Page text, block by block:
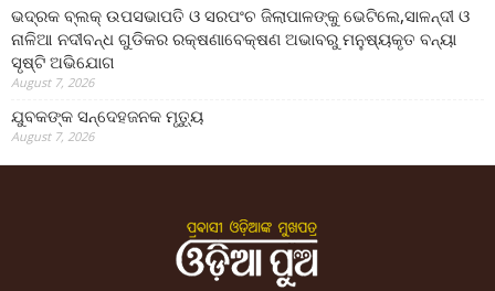
ଭଦ୍ରକ ବ୍ଲକ୍ ଉପସଭାପତି ଓ ସରପଂଚ ଜିଲାପାଳଙ୍କୁ ଭେଟିଲେ,ସାଳନ୍ଦୀ ଓ
ନାଳିଆ ନଦୀବନ୍ଧ ଗୁଡିକର ରକ୍ଷଣାବେକ୍ଷଣ ଅଭାବରୁ ମନୁଷ୍ୟକୃତ ବନ୍ୟା
ସୃଷ୍ଟି ଅଭିଯୋଗ
August 7, 2026
ଯୁବକଙ୍କ ସନ୍ଦେହଜନକ ମୃତ୍ୟୁ
August 7, 2026